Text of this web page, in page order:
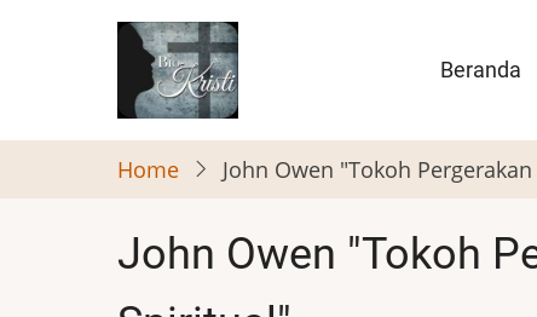
Main
Beranda
Home John Owen "Tokoh
John Owen "Tokoh